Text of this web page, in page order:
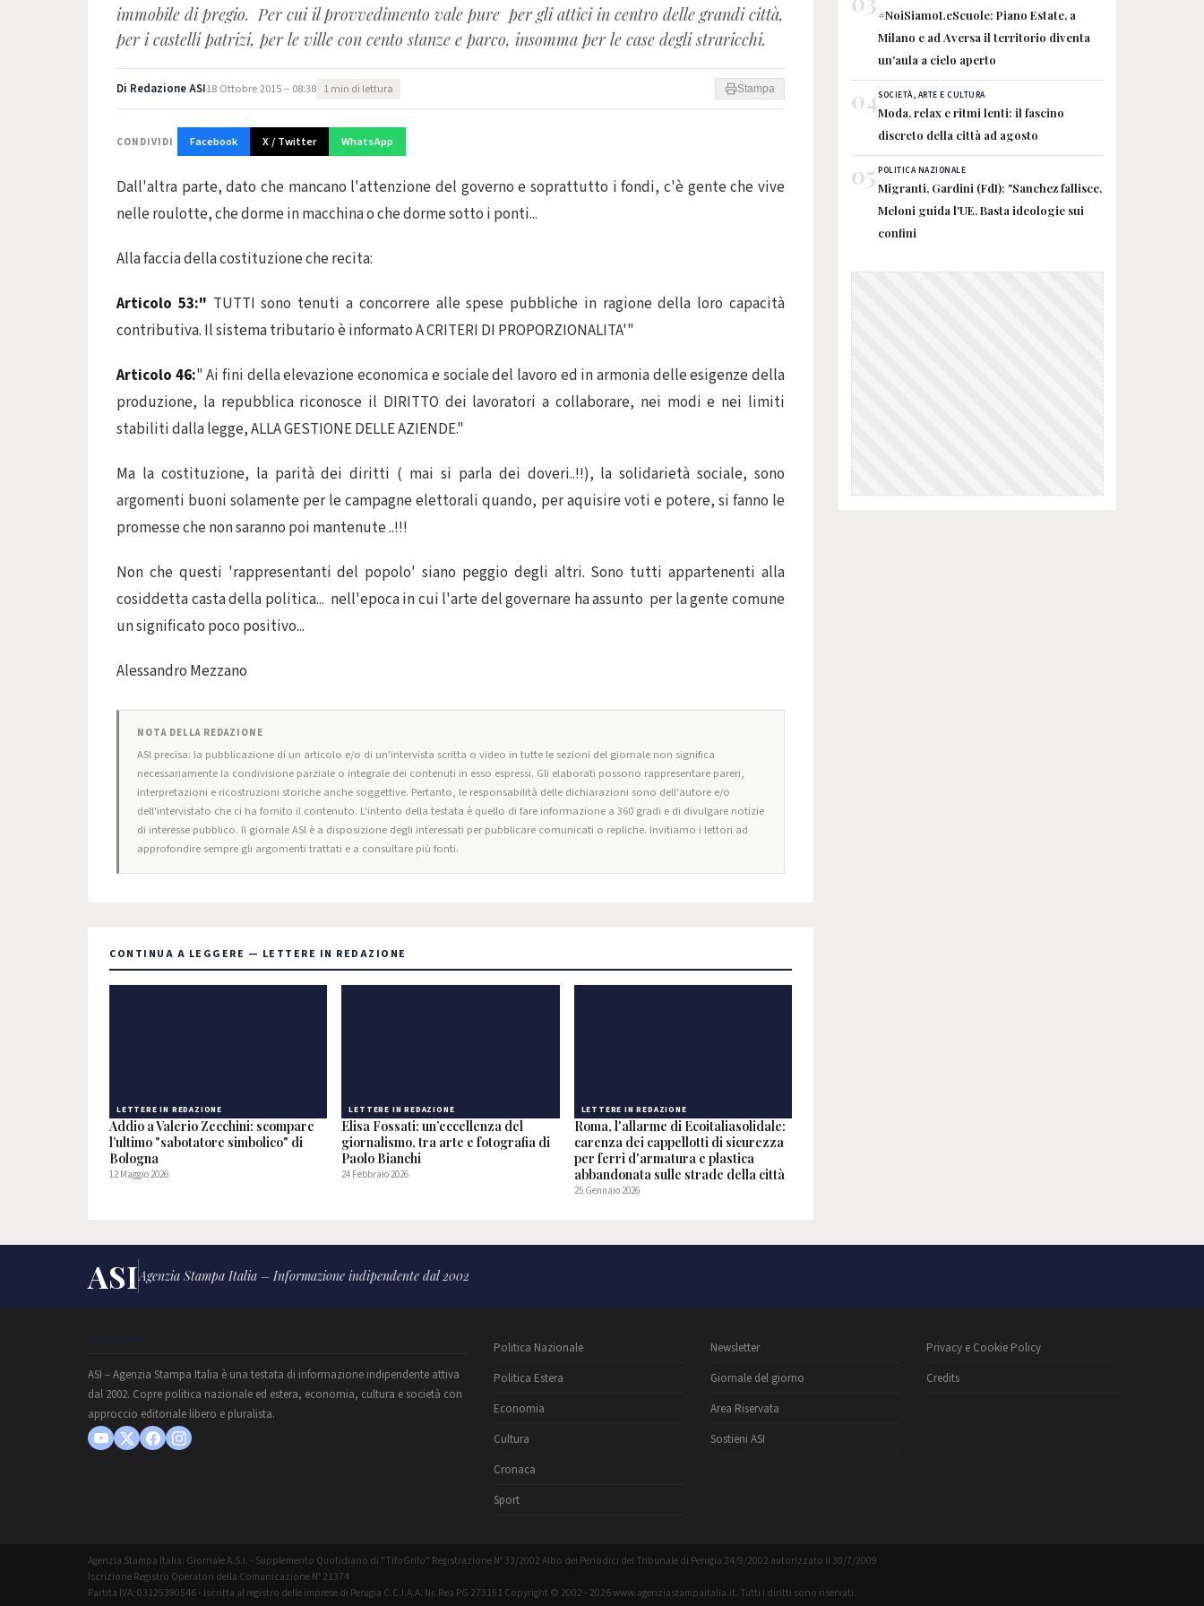
immobile di pregio. Per cui il provvedimento vale pure per gli attici in centro delle grandi città,
per i castelli patrizi, per le ville con cento stanze e parco, insomma per le case degli straricchi.
Di Redazione ASI18 Ottobre 2015 – 08:38 1 min di lettura Stampa
CONDIVIDI Facebook X / Twitter WhatsApp
Dall'altra parte, dato che mancano l'attenzione del governo e soprattutto i fondi, c'è gente che vive
nelle roulotte, che dorme in macchina o che dorme sotto i ponti...
Alla faccia della costituzione che recita:
Articolo 53:" TUTTI sono tenuti a concorrere alle spese pubbliche in ragione della loro capacità
contributiva. Il sistema tributario è informato A CRITERI DI PROPORZIONALITA'"
Articolo 46:" Ai fini della elevazione economica e sociale del lavoro ed in armonia delle esigenze della
produzione, la repubblica riconosce il DIRITTO dei lavoratori a collaborare, nei modi e nei limiti
stabiliti dalla legge, ALLA GESTIONE DELLE AZIENDE."
Ma la costituzione, la parità dei diritti ( mai si parla dei doveri..!!), la solidarietà sociale, sono
argomenti buoni solamente per le campagne elettorali quando, per aquisire voti e potere, si fanno le
promesse che non saranno poi mantenute ..!!!
Non che questi 'rappresentanti del popolo' siano peggio degli altri. Sono tutti appartenenti alla
cosiddetta casta della politica... nell'epoca in cui l'arte del governare ha assunto per la gente comune
un significato poco positivo...
Alessandro Mezzano
NOTA DELLA REDAZIONE
ASI precisa: la pubblicazione di un articolo e/o di un'intervista scritta o video in tutte le sezioni del giornale non significa
necessariamente la condivisione parziale o integrale dei contenuti in esso espressi. Gli elaborati possono rappresentare pareri,
interpretazioni e ricostruzioni storiche anche soggettive. Pertanto, le responsabilità delle dichiarazioni sono dell'autore e/o
dell'intervistato che ci ha fornito il contenuto. L'intento della testata è quello di fare informazione a 360 gradi e di divulgare notizie
di interesse pubblico. Il giornale ASI è a disposizione degli interessati per pubblicare comunicati o repliche. Invitiamo i lettori ad
approfondire sempre gli argomenti trattati e a consultare più fonti.
CONTINUA A LEGGERE — LETTERE IN REDAZIONE
LETTERE IN REDAZIONE
Addio a Valerio Zecchini: scompare
l’ultimo "sabotatore simbolico" di
Bologna
12 Maggio 2026
LETTERE IN REDAZIONE
Elisa Fossati: un’eccellenza del
giornalismo, tra arte e fotografia di
Paolo Bianchi
24 Febbraio 2026
LETTERE IN REDAZIONE
Roma, l'allarme di Ecoitaliasolidale:
carenza dei cappellotti di sicurezza
per ferri d'armatura e plastica
abbandonata sulle strade della città
25 Gennaio 2026
#NoiSiamoLeScuole: Piano Estate, a
Milano e ad Aversa il territorio diventa
un'aula a cielo aperto
04SOCIETÀ, ARTE E CULTURA
Moda, relax e ritmi lenti: il fascino
discreto della città ad agosto
05 POLITICA NAZIONALE
Migranti, Gardini (FdI): "Sanchez fallisce,
Meloni guida l'UE. Basta ideologie sui
confini
ASIAgenzia Stampa Italia – Informazione indipendente dal 2002
CHI SIAMO
ASI – Agenzia Stampa Italia è una testata di informazione indipendente attiva
dal 2002. Copre politica nazionale ed estera, economia, cultura e società con
approccio editoriale libero e pluralista.
Politica Nazionale
Politica Estera
Economia
Cultura
Cronaca
Sport
Newsletter
Giornale del giorno
Area Riservata
Sostieni ASI
Privacy e Cookie Policy
Credits
Agenzia Stampa Italia: Giornale A.S.I. - Supplemento Quotidiano di "TifoGrifo" Registrazione N° 33/2002 Albo dei Periodici del Tribunale di Perugia 24/9/2002 autorizzato il 30/7/2009
Iscrizione Registro Operatori della Comunicazione N° 21374
Partita IVA: 03125390546 - Iscritta al registro delle imprese di Perugia C.C.I.A.A. Nr. Rea PG 273151 Copyright © 2002 - 2026 www.agenziastampaitalia.it. Tutti i diritti sono riservati.